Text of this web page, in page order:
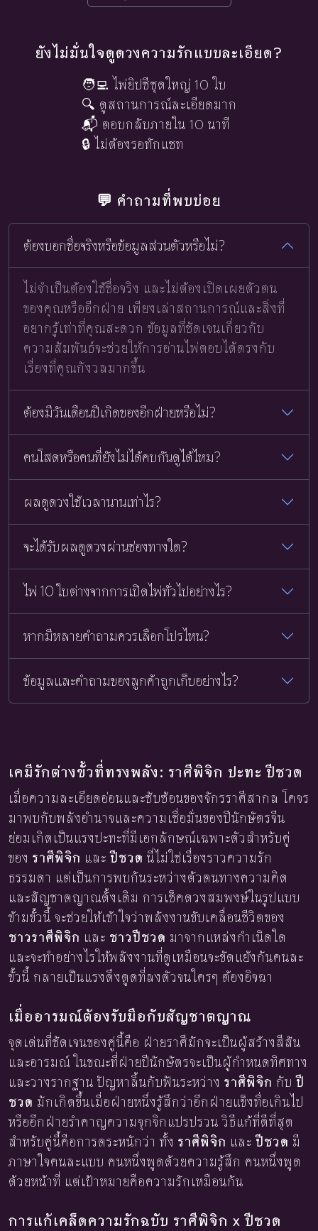
ยังไม่มั่นใจดูดวงความรักแบบละเอียด?
🧑‍💻 ไพ่ยิปซีชุดใหญ่ 10 ใบ
🔍 ดูสถานการณ์ละเอียดมาก
📬 ตอบกลับภายใน 10 นาที
🔒 ไม่ต้องรอทักแชท
💬 คำถามที่พบบ่อย
ต้องบอกชื่อจริงหรือข้อมูลส่วนตัวหรือไม่?
ไม่จำเป็นต้องใช้ชื่อจริง และไม่ต้องเปิดเผยตัวตน
ของคุณหรืออีกฝ่าย เพียงเล่าสถานการณ์และสิ่งที่
อยากรู้เท่าที่คุณสะดวก ข้อมูลที่ชัดเจนเกี่ยวกับ
ความสัมพันธ์จะช่วยให้การอ่านไพ่ตอบได้ตรงกับ
เรื่องที่คุณกังวลมากขึ้น
ต้องมีวันเดือนปีเกิดของอีกฝ่ายหรือไม่?
คนโสดหรือคนที่ยังไม่ได้คบกันดูได้ไหม?
ผลดูดวงใช้เวลานานเท่าไร?
จะได้รับผลดูดวงผ่านช่องทางใด?
ไพ่ 10 ใบต่างจากการเปิดไพ่ทั่วไปอย่างไร?
หากมีหลายคำถามควรเลือกโปรไหน?
ข้อมูลและคำถามของลูกค้าถูกเก็บอย่างไร?
เคมีรักต่างขั้วที่ทรงพลัง: ราศีพิจิก ปะทะ ปีชวด
เมื่อความละเอียดอ่อนและซับซ้อนของจักรราศีสากล โคจร
มาพบกับพลังอำนาจและความเชื่อมั่นของปีนักษัตรจีน
ย่อมเกิดเป็นแรงปะทะที่มีเอกลักษณ์เฉพาะตัวสำหรับคู่
ของ ราศีพิจิก และปีชวด นี่ไม่ใช่เรื่องราวความรัก
ธรรมดา แต่เป็นการพบกันระหว่างตัวตนทางความคิด
และสัญชาตญาณดั้งเดิม การเช็คดวงสมพงษ์ในรูปแบบ
ข้ามขั้วนี้ จะช่วยให้เข้าใจว่าพลังงานขับเคลื่อนชีวิตของ
ชาวราศีพิจิก และ ชาวปีชวด มาจากแหล่งกำเนิดใด
และจะทำอย่างไรให้พลังงานที่ดูเหมือนจะขัดแย้งกันคนละ
ขั้วนี้ กลายเป็นแรงดึงดูดที่ลงตัวจนใครๆ ต้องอิจฉา
เมื่ออารมณ์ต้องรับมือกับสัญชาตญาณ
จุดเด่นที่ชัดเจนของคู่นี้คือ ฝ่ายราศีมักจะเป็นผู้สร้างสีสัน
และอารมณ์ ในขณะที่ฝ่ายปีนักษัตรจะเป็นผู้กำหนดทิศทาง
และวางรากฐาน ปัญหาลิ้นกับฟันระหว่าง ราศีพิจิก กับปี
ชวด มักเกิดขึ้นเมื่อฝ่ายหนึ่งรู้สึกว่าอีกฝ่ายแข็งทื่อเกินไป
หรืออีกฝ่ายรำคาญความจุกจิกแปรปรวน วิธีแก้ที่ดีที่สุด
สำหรับคู่นี้คือการตระหนักว่า ทั้ง ราศีพิจิก และปีชวด มี
ภาษาใจคนละแบบ คนหนึ่งพูดด้วยความรู้สึก คนหนึ่งพูด
ด้วยหน้าที่ แต่เป้าหมายคือความรักเหมือนกัน
การแก้เคล็ดความรักฉบับ ราศีพิจิก x ปีชวด